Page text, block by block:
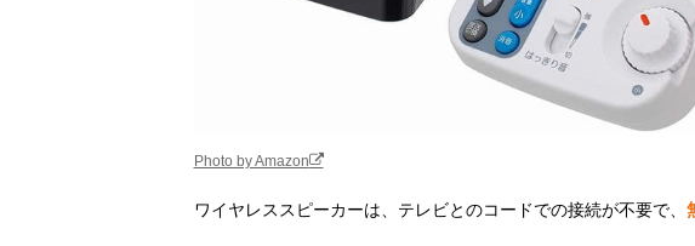
Photo by Amazon
ワイヤレススピーカーは、テレビとのコードでの接続が不要で、